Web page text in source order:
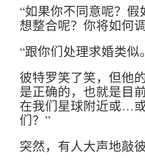
“如果你不同意呢？
想整合呢？你将如何
“跟你们处理求婚类
彼特罗笑了笑，但他
是正确的，也就是目
在我们星球附近或…
们？”
突然，有人大声地敲